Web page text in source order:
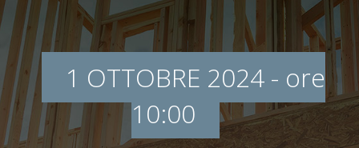
1 OTTOBRE 2024 - ore
10:00